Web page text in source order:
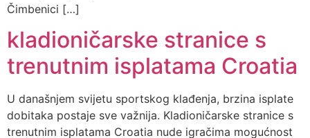
Čimbenici […]
kladioničarske stranice s
trenutnim isplatama Croatia
U današnjem svijetu sportskog klađenja, brzina isplate
dobitaka postaje sve važnija. Kladioničarske stranice s
trenutnim isplatama Croatia nude igračima mogućnost